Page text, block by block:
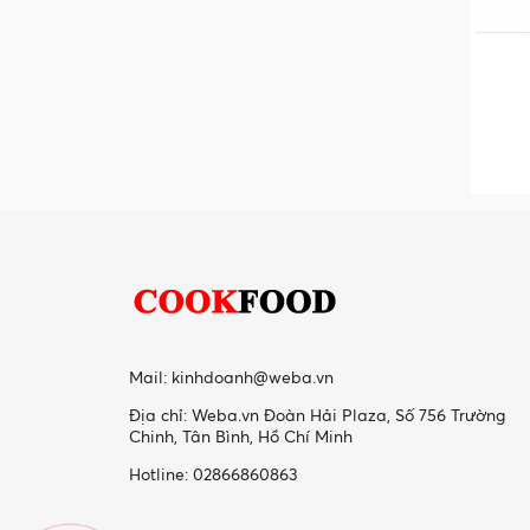
Mail: kinhdoanh@weba.vn
Địa chỉ: Weba.vn Đoàn Hải Plaza, Số 756 Trường
Chinh, Tân Bình, Hồ Chí Minh
Hotline: 02866860863